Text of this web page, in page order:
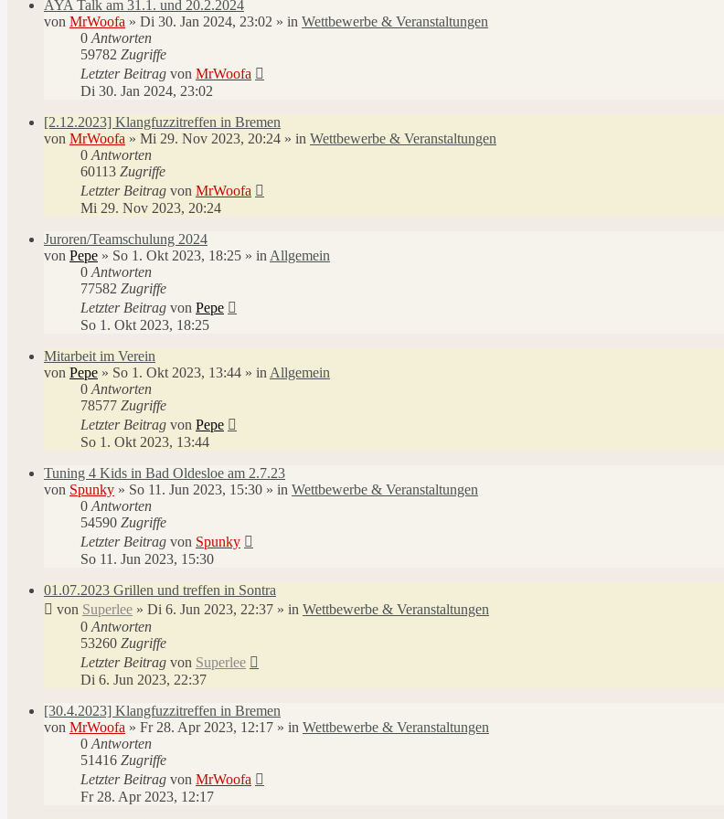
AYA Talk am 31.1. und 20.2.2024
von MrWoofa » Di 30. Jan 2024, 23:02 » in Wettbewerbe & Veranstaltungen
0 Antworten
59782 Zugriffe
Letzter Beitrag von MrWoofa
Di 30. Jan 2024, 23:02
[2.12.2023] Klangfuzzitreffen in Bremen
von MrWoofa » Mi 29. Nov 2023, 20:24 » in Wettbewerbe & Veranstaltungen
0 Antworten
60113 Zugriffe
Letzter Beitrag von MrWoofa
Mi 29. Nov 2023, 20:24
Juroren/Teamschulung 2024
von Pepe » So 1. Okt 2023, 18:25 » in Allgemein
0 Antworten
77582 Zugriffe
Letzter Beitrag von Pepe
So 1. Okt 2023, 18:25
Mitarbeit im Verein
von Pepe » So 1. Okt 2023, 13:44 » in Allgemein
0 Antworten
78577 Zugriffe
Letzter Beitrag von Pepe
So 1. Okt 2023, 13:44
Tuning 4 Kids in Bad Oldesloe am 2.7.23
von Spunky » So 11. Jun 2023, 15:30 » in Wettbewerbe & Veranstaltungen
0 Antworten
54590 Zugriffe
Letzter Beitrag von Spunky
So 11. Jun 2023, 15:30
01.07.2023 Grillen und treffen in Sontra
von Superlee » Di 6. Jun 2023, 22:37 » in Wettbewerbe & Veranstaltungen
0 Antworten
53260 Zugriffe
Letzter Beitrag von Superlee
Di 6. Jun 2023, 22:37
[30.4.2023] Klangfuzzitreffen in Bremen
von MrWoofa » Fr 28. Apr 2023, 12:17 » in Wettbewerbe & Veranstaltungen
0 Antworten
51416 Zugriffe
Letzter Beitrag von MrWoofa
Fr 28. Apr 2023, 12:17